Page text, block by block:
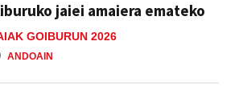
jaiei amaiera emateko
GOIBURUN 2026
ANDOAIN